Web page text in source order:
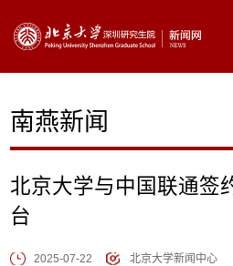
南燕新闻
北京大学与中国联通签
台
2025-07-22
北京大学新闻中心